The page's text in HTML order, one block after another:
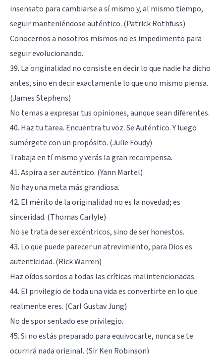
insensato para cambiarse a sí mismo y, al mismo tiempo,
seguir manteniéndose auténtico. (Patrick Rothfuss)
Conocernos a nosotros mismos no es impedimento para
seguir evolucionando.
39. La originalidad no consiste en decir lo que nadie ha dicho
antes, sino en decir exactamente lo que uno mismo piensa.
(James Stephens)
No temas a expresar tus opiniones, aunque sean diferentes.
40. Haz tu tarea. Encuentra tu voz. Se Auténtico. Y luego
sumérgete con un propósito. (Julie Foudy)
Trabaja en tí mismo y verás la gran recompensa.
41. Aspira a ser auténtico. (Yann Martel)
No hay una meta más grandiosa.
42. El mérito de la originalidad no es la novedad; es
sinceridad. (Thomas Carlyle)
No se trata de ser excéntricos, sino de ser honestos.
43. Lo que puede parecer un atrevimiento, para Dios es
autenticidad. (Rick Warren)
Haz oídos sordos a todas las críticas malintencionadas.
44. El privilegio de toda una vida es convertirte en lo que
realmente eres. (Carl Gustav Jung)
No de spor sentado ese privilegio.
45. Si no estás preparado para equivocarte, nunca se te
ocurrirá nada original. (Sir Ken Robinson)